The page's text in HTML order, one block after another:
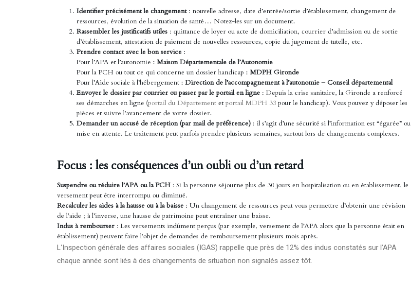
Identifier précisément le changement: nouvelle adresse, date d’entrée/sortie d’établissement, changement de
ressources, évolution de la situation de santé… Notez-les sur un document.
Rassembler les justificatifs utiles : quittance de loyer ou acte de domiciliation, courrier d’admission ou de sortie
d’établissement, attestation de paiement de nouvelles ressources, copie du jugement de tutelle, etc.
Prendre contact avec le bon service :
Pour l’APA et l’autonomie : Maison Départementale de l’Autonomie
Pour la PCH ou tout ce qui concerne un dossier handicap : MDPH Gironde
Pour l’Aide sociale à l’hébergement : Direction de l’accompagnement à l’autonomie – Conseil départemental
Envoyer le dossier par courrier ou passer par le portail en ligne : Depuis la crise sanitaire, la Gironde a renforcé
ses démarches en ligne (portail du Département et portail MDPH 33 pour le handicap). Vous pouvez y déposer les
pièces et suivre l’avancement de votre dossier.
Demander un accusé de réception (par mail de préférence) : il s’agit d’une sécurité si l’information est “égarée” ou
mise en attente. Le traitement peut parfois prendre plusieurs semaines, surtout lors de changements complexes.
Focus : les conséquences d’un oubli ou d’un retard
Suspendre ou réduire l’APA ou la PCH : Si la personne séjourne plus de 30 jours en hospitalisation ou en établissement, le
versement peut être interrompu ou diminué.
Recalculer les aides à la hausse ou à la baisse : Un changement de ressources peut vous permettre d’obtenir une révision
de l’aide ; à l’inverse, une hausse de patrimoine peut entraîner une baisse.
Indus à rembourser : Les versements indûment perçus (par exemple, versement de l’APA alors que la personne était en
établissement) peuvent faire l’objet de demandes de remboursement plusieurs mois après.
L’Inspection générale des affaires sociales (IGAS) rappelle que près de 12% des indus constatés sur l’APA
chaque année sont liés à des changements de situation non signalés assez tôt.